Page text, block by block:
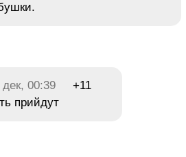
дек, 00:39
+11
прийдут